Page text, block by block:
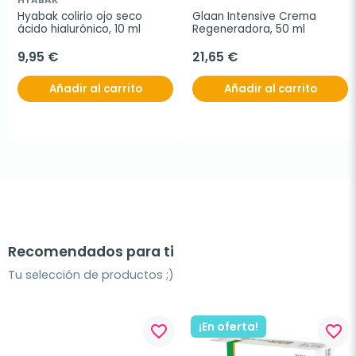
Hyabak colirio ojo seco
ácido hialurónico, 10 ml
9,95 €
Añadir al carrito
Glaan Intensive Crema
Regeneradora, 50 ml
21,65 €
Añadir al carrito
Recomendados para ti
Tu selección de productos ;)
favorite_border ¡En oferta! favorite_border